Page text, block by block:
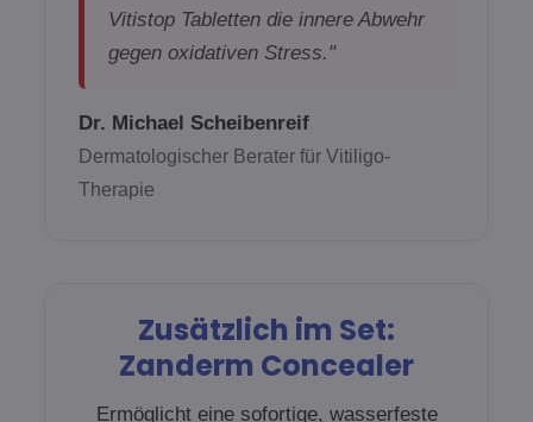
Vitistop Tabletten die innere Abwehr
gegen oxidativen Stress."
Dr. Michael Scheibenreif
Dermatologischer Berater für Vitiligo-
Therapie
Zusätzlich im Set:
Zanderm Concealer
Ermöglicht eine sofortige, wasserfeste